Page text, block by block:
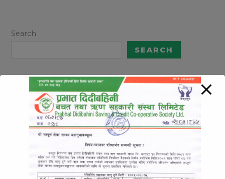
Search
SEARCH